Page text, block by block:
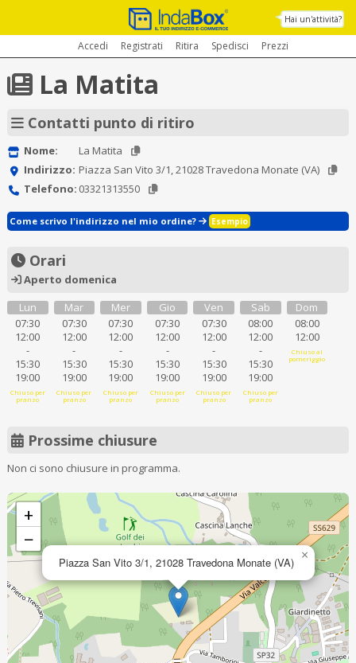
Hai un'attività?
Accedi Registrati Ritira Spedisci Prezzi
La Matita
Contatti punto di ritiro
Nome:
La Matita
Indirizzo: Piazza San Vito 3/1, 21028 Travedona Monate (VA)
Telefono: 03321313550
Come scrivo l'indirizzo nel mio ordine? Esempio
Orari
Aperto domenica
Lun
07:30
12:00
-
15:30
19:00
Chiuso per
pranzo
Mar
07:30
12:00
-
15:30
19:00
Chiuso per
pranzo
Mer
07:30
12:00
-
15:30
19:00
Chiuso per
pranzo
Gio
07:30
12:00
-
15:30
19:00
Chiuso per
pranzo
Ven
07:30
12:00
-
15:30
19:00
Chiuso per
pranzo
Sab
08:00
12:00
-
15:30
19:00
Chiuso per
pranzo
Dom
08:00
12:00
Chiuso al
pomeriggio
Prossime chiusure
Non ci sono chiusure in programma.
Piazza San Vito 3/1, 21028 Travedona Monate (VA) ×
+
−